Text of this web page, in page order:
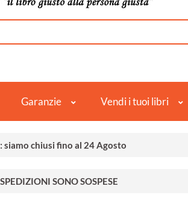
Garanzie Vendi i tuoi libri
siamo chiusi fino al 24 Agosto
SONO SOSPESE